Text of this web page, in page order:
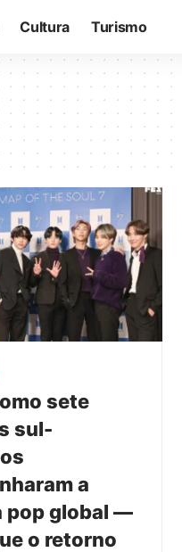
Cultura Turismo
sete
sul-
a
pop global —
o retorno